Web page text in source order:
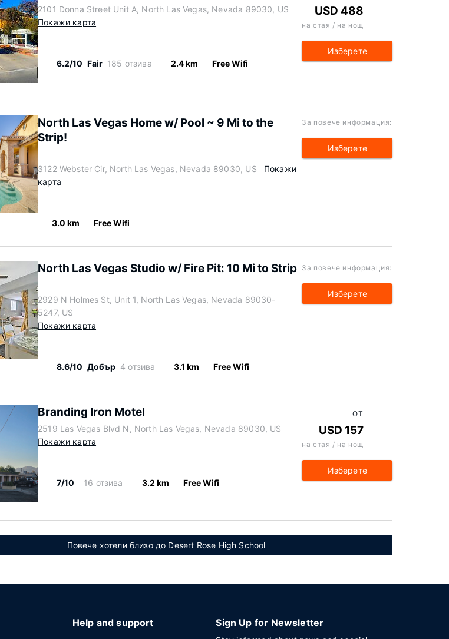
2101 Donna Street Unit A, North Las Vegas, Nevada 89030, US
Покажи карта
6.2/10 Fair 185 отзива 2.4 km Free Wifi
USD 488
на стая / на нощ
Изберете
North Las Vegas Home w/ Pool ~ 9 Mi to the
Strip!
3122 Webster Cir, North Las Vegas, Nevada 89030, US
Покажи
карта
3.0 km Free Wifi
За повече информация:
Изберете
North Las Vegas Studio w/ Fire Pit: 10 Mi to Strip
2929 N Holmes St, Unit 1, North Las Vegas, Nevada 89030-
5247, US
Покажи карта
8.6/10 Добър 4 отзива 3.1 km Free Wifi
За повече информация:
Изберете
Branding Iron Motel
2519 Las Vegas Blvd N, North Las Vegas, Nevada 89030, US
Покажи карта
7/10 16 отзива 3.2 km Free Wifi
ОТ
USD 157
на стая / на нощ
Изберете
Повече хотели близо до Desert Rose High School
Help and support Sign Up for Newsletter